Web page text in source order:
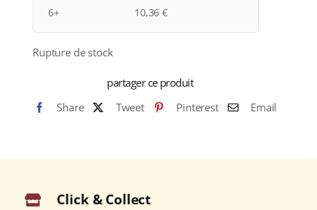
6+
10,36€
Rupture de stock
partager ce produit
Share
Tweet Pinterest Email
Click & Collect